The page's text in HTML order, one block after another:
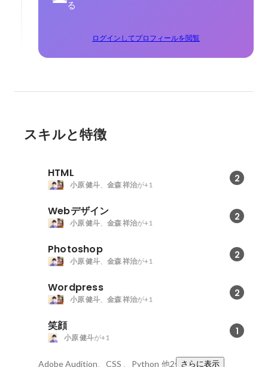
る
ログインしてプロフィールを閲覧
スキルと特徴
HTML 2
小原 健斗、 金森 祥治が+1
Webデザイン 2
小原 健斗、 金森 祥治が+1
Photoshop 2
小原 健斗、 金森 祥治が+1
Wordpress 2
小原 健斗、 金森 祥治が+1
笑顔 1
小原 健斗が+1
Adobe Audition、CSS 、Python 他2件さらに表示